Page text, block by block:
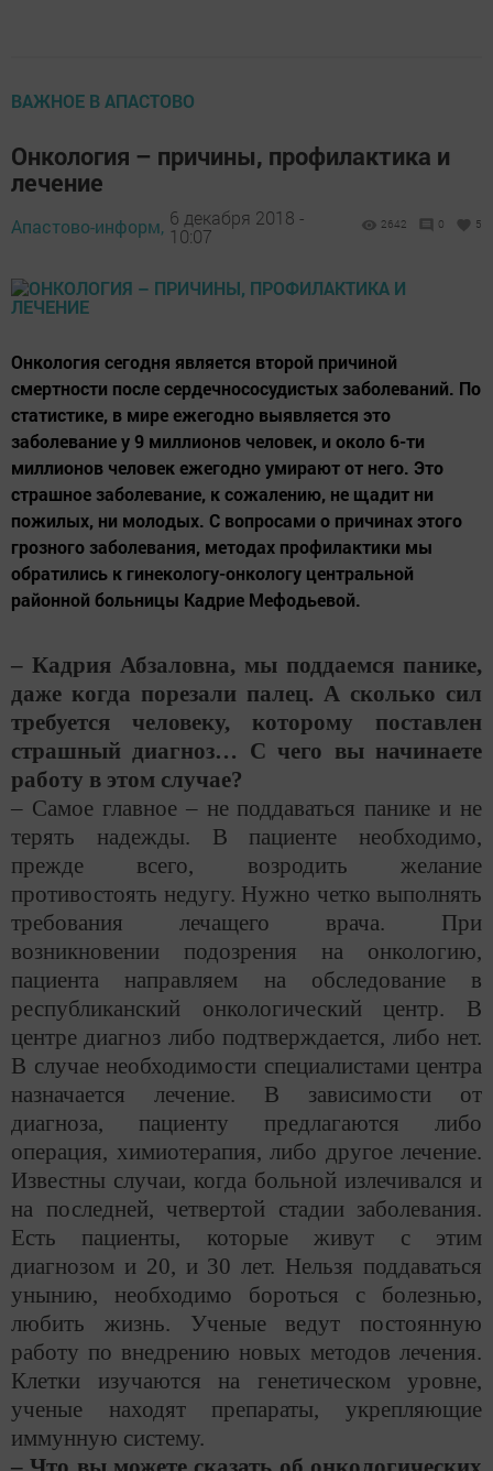
ВАЖНОЕ В АПАСТОВО
Онкология – причины, профилактика и
лечение
Апастово-информ, 6 декабря 2018 -
10:07
2642 0 5
Онкология сегодня является второй причиной
смертности после сердечнососудистых заболеваний. По
статистике, в мире ежегодно выявляется это
заболевание у 9 миллионов человек, и около 6-ти
миллионов человек ежегодно умирают от него. Это
страшное заболевание, к сожалению, не щадит ни
пожилых, ни молодых. С вопросами о причинах этого
грозного заболевания, методах профилактики мы
обратились к гинекологу-онкологу центральной
районной больницы Кадрие Мефодьевой.
– Кадрия Абзаловна, мы поддаемся панике,
даже когда порезали палец. А сколько сил
требуется человеку, которому поставлен
страшный диагноз… С чего вы начинаете
работу в этом случае?
– Самое главное – не поддаваться панике и не
терять надежды. В пациенте необходимо,
прежде всего, возродить желание
противостоять недугу. Нужно четко выполнять
требования лечащего врача. При
возникновении подозрения на онкологию,
пациента направляем на обследование в
республиканский онкологический центр. В
центре диагноз либо подтверждается, либо нет.
В случае необходимости специалистами центра
назначается лечение. В зависимости от
диагноза, пациенту предлагаются либо
операция, химиотерапия, либо другое лечение.
Известны случаи, когда больной излечивался и
на последней, четвертой стадии заболевания.
Есть пациенты, которые живут с этим
диагнозом и 20, и 30 лет. Нельзя поддаваться
унынию, необходимо бороться с болезнью,
любить жизнь. Ученые ведут постоянную
работу по внедрению новых методов лечения.
Клетки изучаются на генетическом уровне,
ученые находят препараты, укрепляющие
иммунную систему.